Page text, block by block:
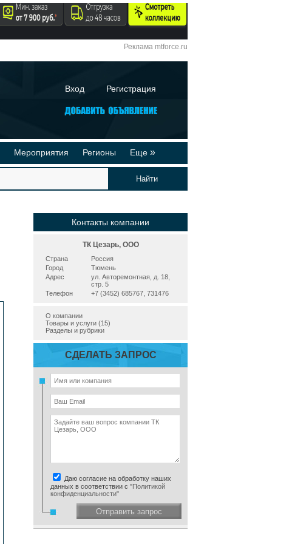
Реклама mtforce.ru
Вход Регистрация
Мероприятия Регионы Еще »
Реклама на сайте
Контакты компании
ТК Цезарь, ООО
Страна
Россия
Город
Тюмень
Адрес
ул. Авторемонтная, д. 18,
стр. 5
Телефон
+7 (3452) 685767, 731476
О компании
Товары и услуги (15)
Разделы и рубрики
СДЕЛАТЬ ЗАПРОС
Даю согласие на обработку наших
данных в соответствии с "Политикой
конфиденциальности"
Отправить запрос